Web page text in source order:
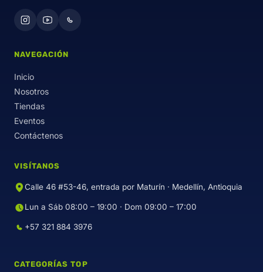
NAVEGACIÓN
Inicio
Nosotros
Tiendas
Eventos
Contáctenos
VISÍTANOS
Calle 46 #53-46, entrada por Maturín · Medellín, Antioquia
Lun a Sáb 08:00 – 19:00 · Dom 09:00 – 17:00
+57 321 884 3976
CATEGORÍAS TOP